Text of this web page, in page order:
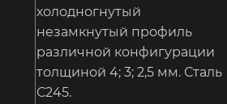
холодногнутый
незамкнутый профиль
различной конфигурации
толщиной 4; 3; 2,5 мм. Сталь
С245.